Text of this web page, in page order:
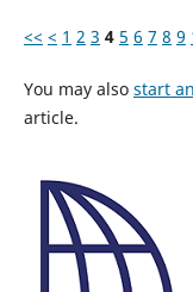
<< < 1 2 3 4 5 6 7 8 9
You may also start
article.